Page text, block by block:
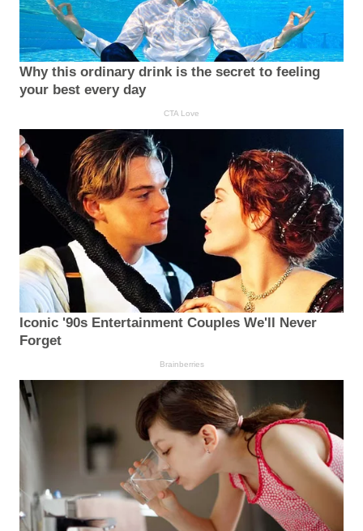
Why this ordinary drink is the secret to feeling
your best every day
CTA Love
Iconic '90s Entertainment Couples We'll Never
Forget
Brainberries